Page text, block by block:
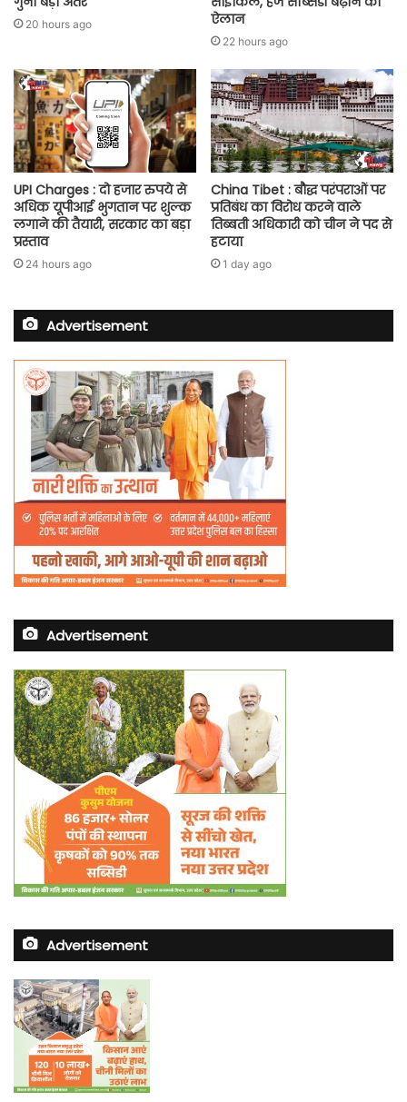
20 hours ago
ऐलान
22 hours ago
UPI Charges : दो हजार रुपये से
अधिक यूपीआई भुगतान पर शुल्क
लगाने की तैयारी, सरकार का बड़ा
प्रस्ताव
24 hours ago
China Tibet : बौद्ध परंपराओं पर
प्रतिबंध का विरोध करने वाले
तिब्बती अधिकारी को चीन ने पद से
हटाया
1 day ago
Advertisement
Advertisement
Advertisement